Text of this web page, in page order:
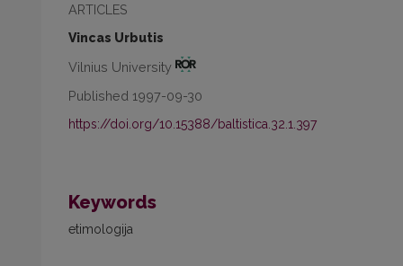
ARTICLES
Vincas Urbutis
Vilnius University
Published 1997-09-30
https://doi.org/10.15388/baltistica.32.1.397
Keywords
etimologija